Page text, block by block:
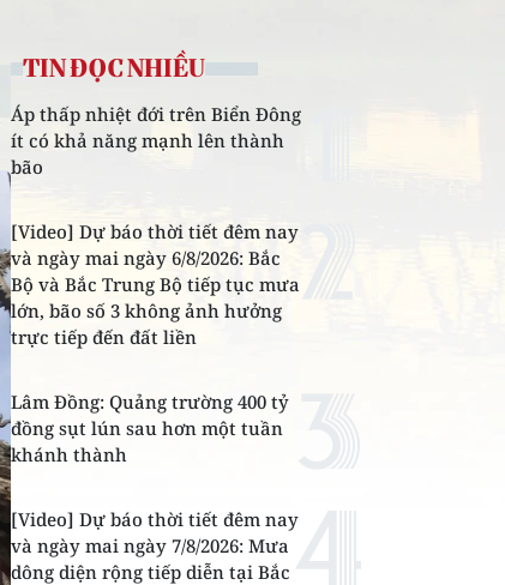
TIN ĐỌC NHIỀU
Áp thấp nhiệt đới trên Biển Đông
ít có khả năng mạnh lên thành
bão
[Video] Dự báo thời tiết đêm nay
và ngày mai ngày 6/8/2026: Bắc
Bộ và Bắc Trung Bộ tiếp tục mưa
lớn, bão số 3 không ảnh hưởng
trực tiếp đến đất liền
Lâm Đồng: Quảng trường 400 tỷ
đồng sụt lún sau hơn một tuần
khánh thành
[Video] Dự báo thời tiết đêm nay
và ngày mai ngày 7/8/2026: Mưa
dông diện rộng tiếp diễn tại Bắc